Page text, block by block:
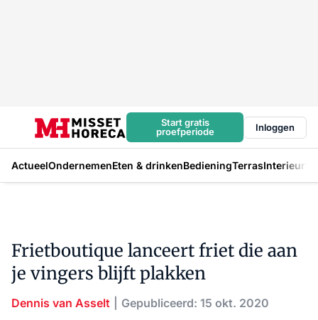
Start gratis
proefperiode
Inloggen
ActueelOndernemenEten & drinkenBedieningTerrasInterieur
Frietboutique lanceert friet die aan
je vingers blijft plakken
Dennis van Asselt Gepubliceerd: 15 okt. 2020